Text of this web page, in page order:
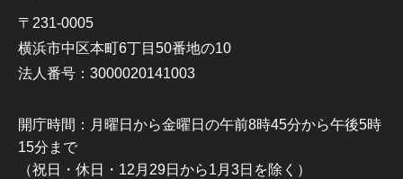
〒231-0005
横浜市中区本町6丁目50番地の10
法人番号：3000020141003
開庁時間：月曜日から金曜日の午前8時45分から午後5時
15分まで
（祝日・休日・12月29日から1月3日を除く）